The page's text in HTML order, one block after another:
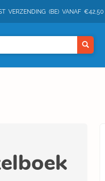
VERZENDING (BE) VANAF €42,50